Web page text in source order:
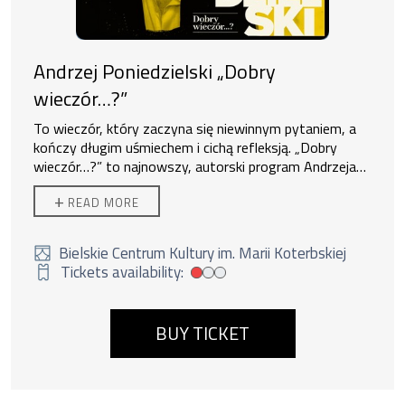
Andrzej Poniedzielski „Dobry
wieczór…?”
To wieczór, który zaczyna się niewinnym pytaniem, a
kończy długim uśmiechem i cichą refleksją. „Dobry
wieczór…?” to najnowszy, autorski program Andrzeja
Poniedzielskiego – muzyczno-poetycka podróż pełna
inteligentnego humoru, subtelnej ironii i wzruszeń, z
których artysta słynie od lat.
usłyszymy zarówno dobrze znane, uwielbiane piosenki,
jak i zupełnie nowe utwory, przeplatane mistrzowską
satyrą i błyskotliwymi komentarzami do codzienności.
charakterystycznym, łagodnym humorem.
Poniedzielski to satyryk, poeta, aktor i gitarzysta. Jest
+ READ MORE
Bielskie Centrum Kultury im. Marii Koterbskiej
Tickets availability:
Low tickets availability
BUY TICKET